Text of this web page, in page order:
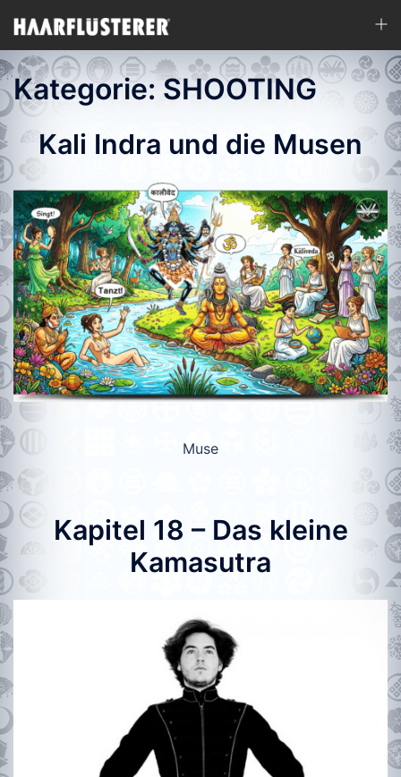
Inhalt
springen
Kategorie:SHOOTING
Kali Indra und die Musen
Muse
Kapitel 18 – Das kleine
Kamasutra